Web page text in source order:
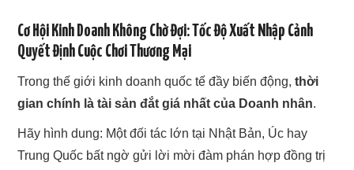
Cơ Hội Kinh Doanh Không Chờ Đợi: Tốc Độ Xuất Nhập Cảnh
Quyết Định Cuộc Chơi Thương Mại
Trong thế giới kinh doanh quốc tế đầy biến động,thời
gian chính là tài sản đắt giá nhất của Doanh nhân.
Hãy hình dung: Một đối tác lớn tại Nhật Bản, Úc hay
Trung Quốc bất ngờ gửi lời mời đàm phán hợp đồng trị